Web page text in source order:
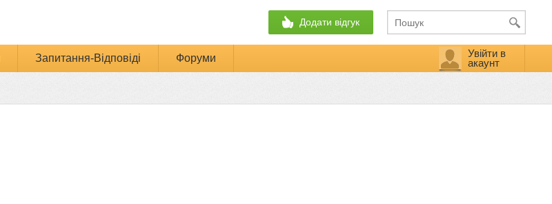
Додати відгук
Запитання-Відповіді Форуми
Увійти в
акаунт